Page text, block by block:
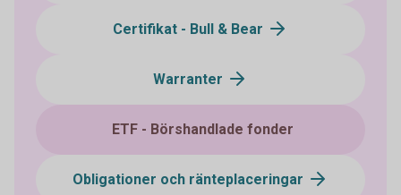
Certifikat - Bull & Bear
Warranter
ETF - Börshandlade fonder
Obligationer och ränteplaceringar